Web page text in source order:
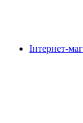
Інтернет-